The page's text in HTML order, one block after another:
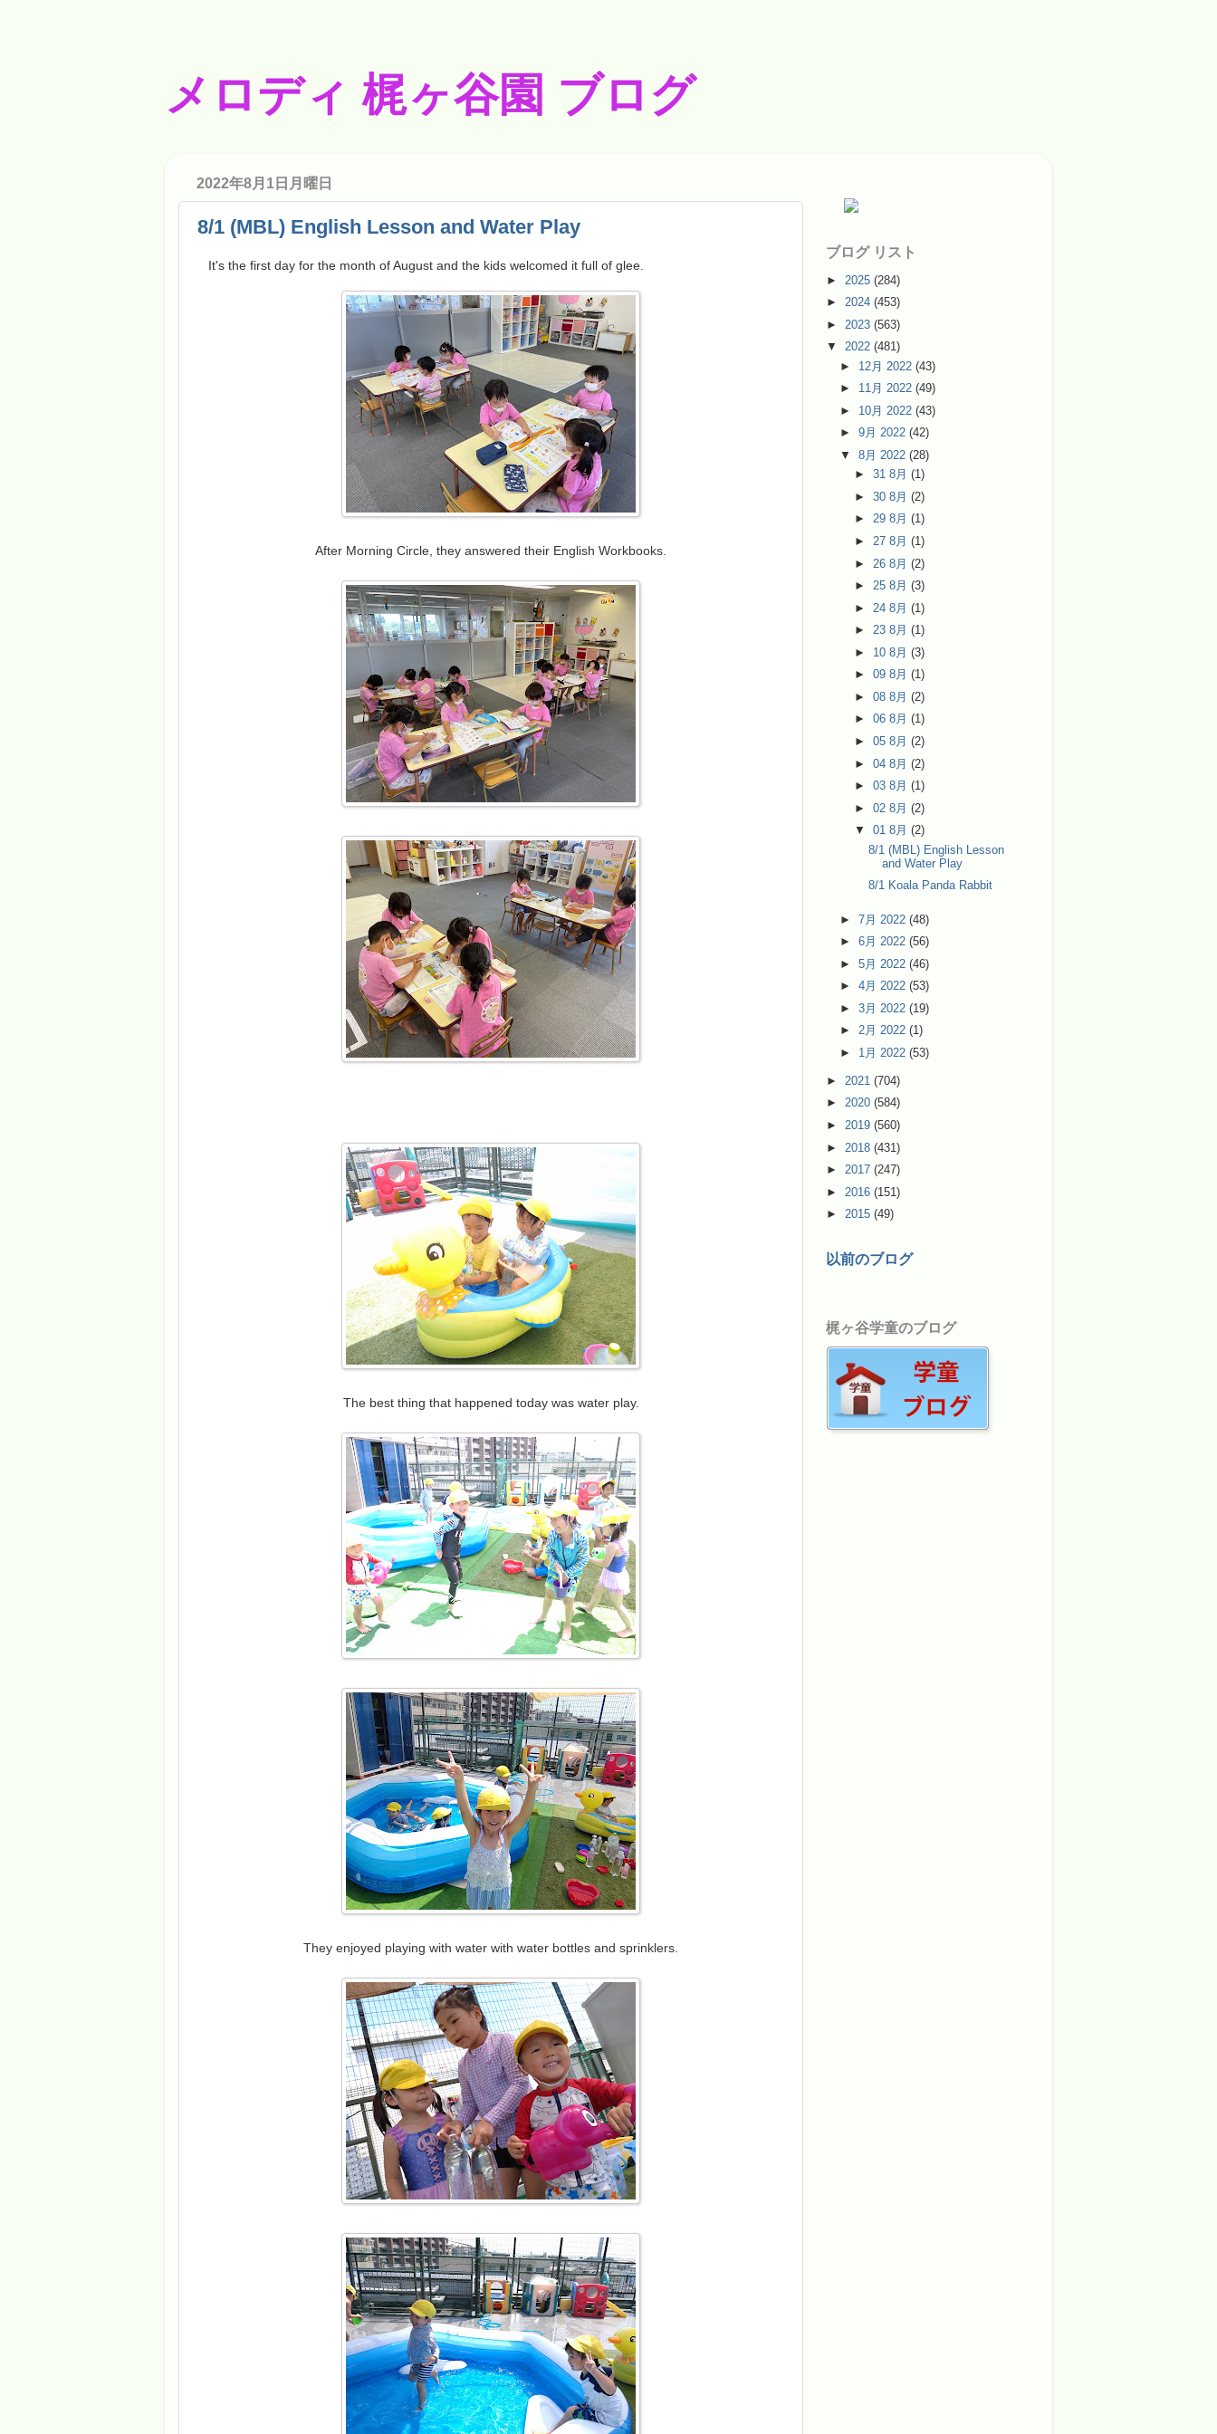
メロディ 梶ヶ谷園 ブログ
2022年8月1日月曜日
8/1 (MBL) English Lesson and Water Play
It's the first day for the month of August and the kids welcomed it full of glee.
After Morning Circle, they answered their English Workbooks.
The best thing that happened today was water play.
They enjoyed playing with water with water bottles and sprinklers.
ブログ リスト
► 2025 (284)
► 2024 (453)
► 2023 (563)
▼ 2022 (481)
► 12月 2022(43)
► 11月 2022(49)
► 10月 2022(43)
►9月 2022(42)
▼8月 2022(28)
► 31 8月 (1)
► 30 8月 (2)
► 29 8月 (1)
► 27 8月 (1)
► 26 8月 (2)
► 25 8月 (3)
► 24 8月 (1)
► 23 8月 (1)
► 10 8月 (3)
► 09 8月 (1)
► 08 8月 (2)
► 06 8月 (1)
► 05 8月 (2)
► 04 8月 (2)
► 03 8月 (1)
► 02 8月 (2)
▼ 01 8月 (2)
8/1 (MBL) English Lesson
and Water Play
8/1 Koala Panda Rabbit
►7月 2022(48)
►6月 2022(56)
►5月 2022(46)
►4月 2022(53)
►3月 2022(19)
►2月 2022(1)
► 1月 2022(53)
► 2021 (704)
► 2020 (584)
► 2019 (560)
► 2018 (431)
► 2017 (247)
► 2016 (151)
► 2015 (49)
以前のブログ
梶ヶ谷学童のブログ